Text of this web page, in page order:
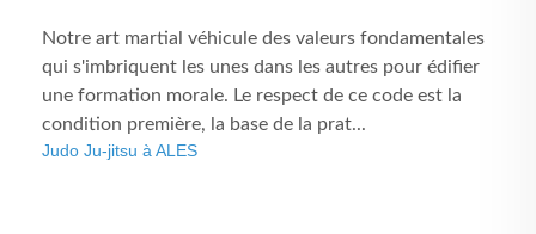
Notre art martial véhicule des valeurs fondamentales
qui s'imbriquent les unes dans les autres pour édifier
une formation morale. Le respect de ce code est la
condition première, la base de la prat...
Judo Ju-jitsu à ALES